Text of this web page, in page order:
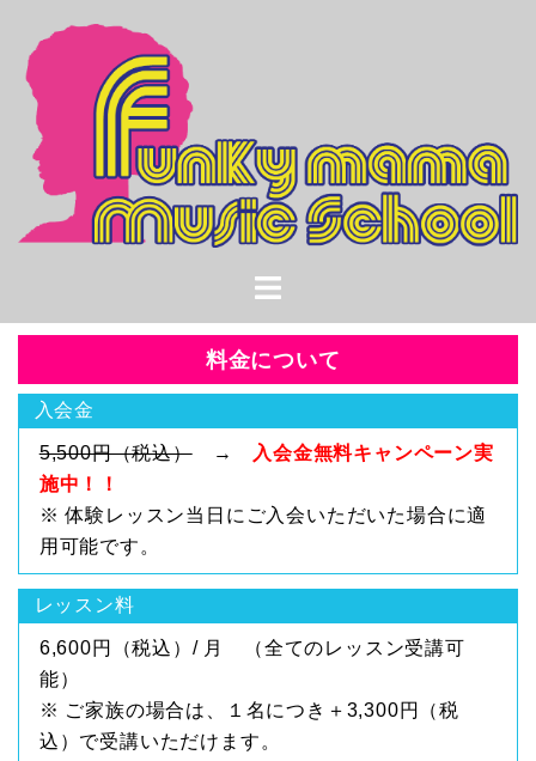
料金について
入会金
5,500円（税込）→ 入会金無料キャンペーン実
施中！！
※ 体験レッスン当日にご入会いただいた場合に適
用可能です。
レッスン料
6,600円（税込）/ 月 （全てのレッスン受講可
能）
※ ご家族の場合は、１名につき＋3,300円（税
込）で受講いただけます。